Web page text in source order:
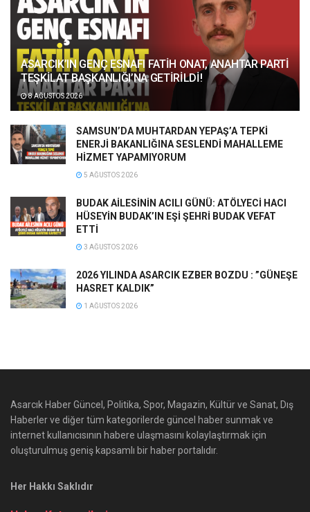
ASARCIK’IN GENÇ ESNAFI FATİH ONAT, ANAHTAR PARTİ
TEŞKİLAT BAŞKANLIĞI’NA GETİRİLDİ!
8 AĞUSTOS 2026
SAMSUN’DA MUHTARDAN YEPAŞ’A TEPKİ
ENERJİ BAKANLIĞINA SESLENDİ MAHALLEME
HİZMET YAPAMIYORUM
5 AĞUSTOS 2026
BUDAK AİLESİNİN ACILI GÜNÜ: ATÖLYECİ HACI
HÜSEYİN BUDAK’IN EŞİ ŞEHRİ BUDAK VEFAT
ETTİ
3 AĞUSTOS 2026
2026 YILINDA ASARCIK EZBER BOZDU : ”GÜNEŞE
HASRET KALDIK”
1 AĞUSTOS 2026
Asarcık Haber Güncel, Politika, Spor, Magazin, Kültür ve Sanat, Dış
Haberler ve diğer tüm kategorilerde güncel haber sunmak ve
internet kullanıcısının habere ulaşmasını kolaylaştırmak için
oluşturulmuş geniş kapsamlı bir haber portalıdır.
Her Hakkı Saklıdır